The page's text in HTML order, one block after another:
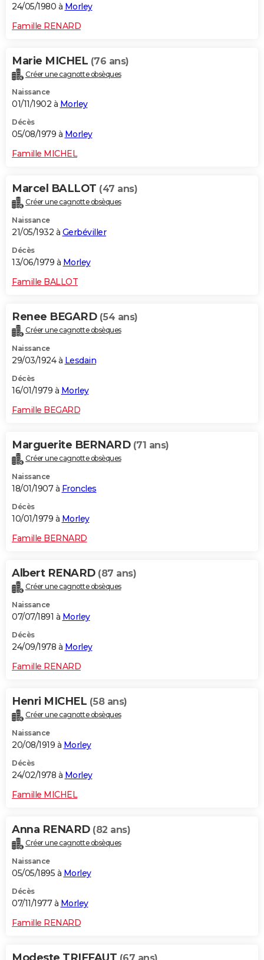
24/05/1980 à Morley
Famille RENARD
Marie MICHEL (76 ans)
Créer une cagnotte obsèques
Naissance
01/11/1902 à Morley
Décès
05/08/1979 à Morley
Famille MICHEL
Marcel BALLOT (47 ans)
Créer une cagnotte obsèques
Naissance
21/05/1932 à Gerbéviller
Décès
13/06/1979 à Morley
Famille BALLOT
Renee BEGARD (54 ans)
Créer une cagnotte obsèques
Naissance
29/03/1924 à Lesdain
Décès
16/01/1979 à Morley
Famille BEGARD
Marguerite BERNARD (71 ans)
Créer une cagnotte obsèques
Naissance
18/01/1907 à Froncles
Décès
10/01/1979 à Morley
Famille BERNARD
Albert RENARD (87 ans)
Créer une cagnotte obsèques
Naissance
07/07/1891 à Morley
Décès
24/09/1978 à Morley
Famille RENARD
Henri MICHEL (58 ans)
Créer une cagnotte obsèques
Naissance
20/08/1919 à Morley
Décès
24/02/1978 à Morley
Famille MICHEL
Anna RENARD (82 ans)
Créer une cagnotte obsèques
Naissance
05/05/1895 à Morley
Décès
07/11/1977 à Morley
Famille RENARD